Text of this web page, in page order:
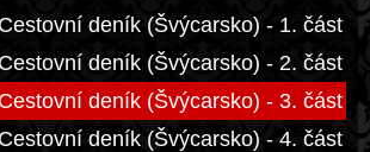
deník (Švýcarsko) - 1. část
deník (Švýcarsko) - 2. část
deník (Švýcarsko) - 3. část
deník (Švýcarsko) - 4. část